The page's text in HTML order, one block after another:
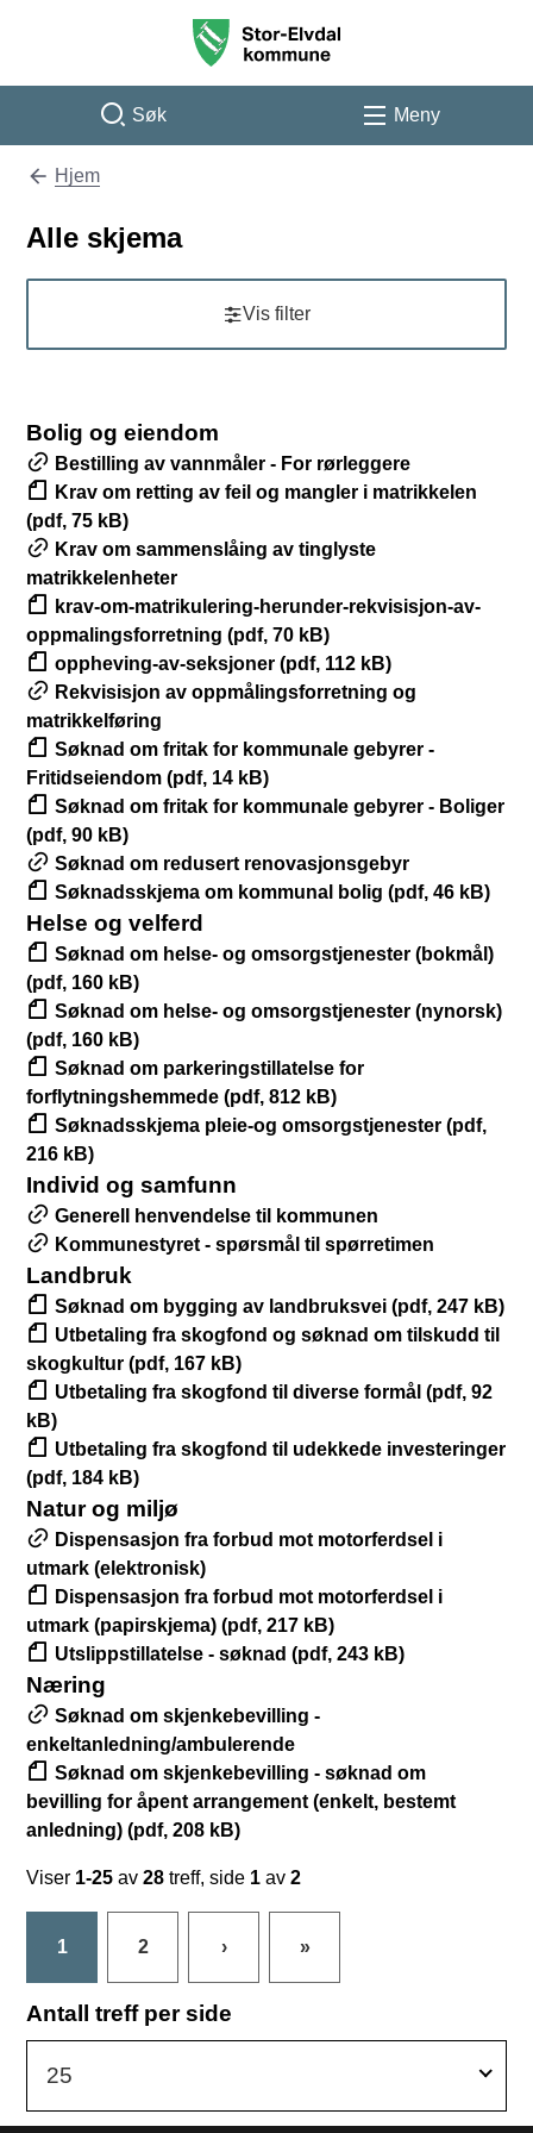
Stor-Elvdal kommune
Søk Meny
Du er her:
Hjem
Alle skjema
Vis filter
e
s
u
l
t
a
t
Bolig og eiendom
Bestilling av vannmåler - For rørleggere
Krav om retting av feil og mangler i matrikkelen
(pdf, 75 kB)
Krav om sammenslåing av tinglyste
matrikkelenheter
krav-om-matrikulering-herunder-rekvisisjon-av-
oppmalingsforretning (pdf, 70 kB)
oppheving-av-seksjoner (pdf, 112 kB)
Rekvisisjon av oppmålingsforretning og
matrikkelføring
Søknad om fritak for kommunale gebyrer -
Fritidseiendom (pdf, 14 kB)
Søknad om fritak for kommunale gebyrer - Boliger
(pdf, 90 kB)
Søknad om redusert renovasjonsgebyr
Søknadsskjema om kommunal bolig (pdf, 46 kB)
Helse og velferd
Søknad om helse- og omsorgstjenester (bokmål)
(pdf, 160 kB)
Søknad om helse- og omsorgstjenester (nynorsk)
(pdf, 160 kB)
Søknad om parkeringstillatelse for
forflytningshemmede (pdf, 812 kB)
Søknadsskjema pleie-og omsorgstjenester (pdf,
216 kB)
Individ og samfunn
Generell henvendelse til kommunen
Kommunestyret - spørsmål til spørretimen
Landbruk
Søknad om bygging av landbruksvei (pdf, 247 kB)
Utbetaling fra skogfond og søknad om tilskudd til
skogkultur (pdf, 167 kB)
Utbetaling fra skogfond til diverse formål (pdf, 92
kB)
Utbetaling fra skogfond til udekkede investeringer
(pdf, 184 kB)
Natur og miljø
Dispensasjon fra forbud mot motorferdsel i
utmark (elektronisk)
Dispensasjon fra forbud mot motorferdsel i
utmark (papirskjema) (pdf, 217 kB)
Utslippstillatelse - søknad (pdf, 243 kB)
Næring
Søknad om skjenkebevilling -
enkeltanledning/ambulerende
Søknad om skjenkebevilling - søknad om
bevilling for åpent arrangement (enkelt, bestemt
anledning) (pdf, 208 kB)
Viser 1-25 av28 treff, side 1 av2
1 2 › »
Antall treff per side
25